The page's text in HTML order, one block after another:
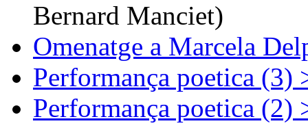
Bernard Manciet)
Omenatge a Marcela
Performança poetica (3)
Performança poetica (2)